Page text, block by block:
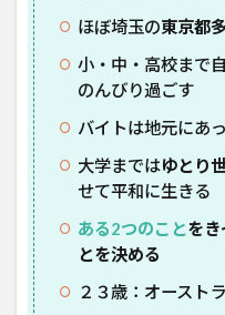
ほぼ埼玉の東京都
小・中・高校まで
のんびり過ごす
バイトは地元にあ
大学まではゆとり
せて平和に生きる
ある2つのことをき
とを決める
２３歳：オースト